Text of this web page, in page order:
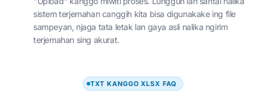
sistem terjemahan canggih kita bisa digunakake ing file
sampeyan, njaga tata letak lan gaya asli nalika ngirim
terjemahan sing akurat.
TXT KANGGO XLSX FAQ